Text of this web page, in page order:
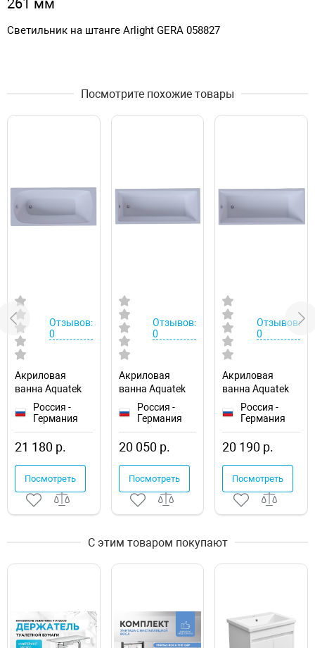
Светильник на штанге Arlight GERA 058827
Посмотрите похожие товары
Отзывов:
0
Акриловая
ванна Aquatek
Eco-friendly Ника
170x75 NIK170-
Россия -
Германия
21 180 р.
Посмотреть
Отзывов:
0
Акриловая
ванна Aquatek
Eco-friendly
София 170x70
Россия -
Германия
20 050 р.
Посмотреть
Отзывов:
0
Акриловая
ванна Aquatek
Eco-friendly
Лайма 170х70
Россия -
Германия
20 190 р.
Посмотреть
С этим товаром покупают